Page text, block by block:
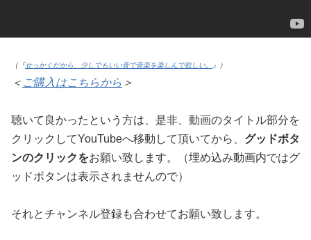
（『せっかくだから、少しでもいい音で音楽を楽しんで欲しい。 』）
＜ ご購入はこちらから ＞
聴いて良かったという方は、是非、動画のタイトル部分を
クリックしてYouTubeへ移動して頂いてから、 グッドボタ
ンのクリックをお願い致します。（埋め込み動画内ではグ
ッドボタンは表示されませんので）
それとチャンネル登録も合わせてお願い致します。